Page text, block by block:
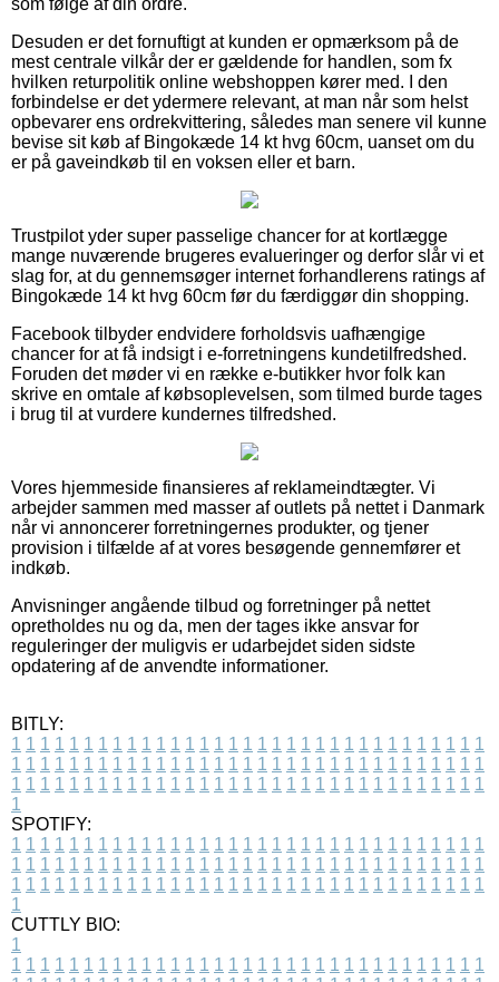
Desuden er det fornuftigt at kunden er opmærksom på de
mest centrale vilkår der er gældende for handlen, som fx
hvilken returpolitik online webshoppen kører med. I den
forbindelse er det ydermere relevant, at man når som helst
opbevarer ens ordrekvittering, således man senere vil kunne
bevise sit køb af Bingokæde 14 kt hvg 60cm, uanset om du
er på gaveindkøb til en voksen eller et barn.
Trustpilot yder super passelige chancer for at kortlægge
mange nuværende brugeres evalueringer og derfor slår vi et
slag for, at du gennemsøger internet forhandlerens ratings af
Bingokæde 14 kt hvg 60cm før du færdiggør din shopping.
Facebook tilbyder endvidere forholdsvis uafhængige
chancer for at få indsigt i e-forretningens kundetilfredshed.
Foruden det møder vi en række e-butikker hvor folk kan
skrive en omtale af købsoplevelsen, som tilmed burde tages
i brug til at vurdere kundernes tilfredshed.
Vores hjemmeside finansieres af reklameindtægter. Vi
arbejder sammen med masser af outlets på nettet i Danmark
når vi annoncerer forretningernes produkter, og tjener
provision i tilfælde af at vores besøgende gennemfører et
indkøb.
Anvisninger angående tilbud og forretninger på nettet
opretholdes nu og da, men der tages ikke ansvar for
reguleringer der muligvis er udarbejdet siden sidste
opdatering af de anvendte informationer.
BITLY:
1 1 1 1 1 1 1 1 1 1 1 1 1 1 1 1 1 1 1 1 1 1 1 1 1 1 1 1 1 1 1 1 1
1 1 1 1 1 1 1 1 1 1 1 1 1 1 1 1 1 1 1 1 1 1 1 1 1 1 1 1 1 1 1 1 1
1 1 1 1 1 1 1 1 1 1 1 1 1 1 1 1 1 1 1 1 1 1 1 1 1 1 1 1 1 1 1 1 1
1
SPOTIFY:
1 1 1 1 1 1 1 1 1 1 1 1 1 1 1 1 1 1 1 1 1 1 1 1 1 1 1 1 1 1 1 1 1
1 1 1 1 1 1 1 1 1 1 1 1 1 1 1 1 1 1 1 1 1 1 1 1 1 1 1 1 1 1 1 1 1
1 1 1 1 1 1 1 1 1 1 1 1 1 1 1 1 1 1 1 1 1 1 1 1 1 1 1 1 1 1 1 1 1
1
CUTTLY BIO:
1
1 1 1 1 1 1 1 1 1 1 1 1 1 1 1 1 1 1 1 1 1 1 1 1 1 1 1 1 1 1 1 1 1